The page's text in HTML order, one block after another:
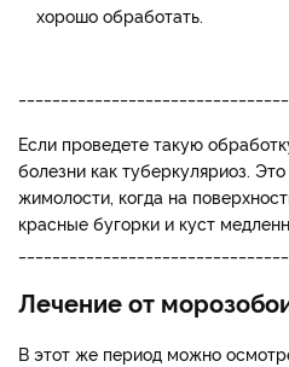
хорошо обработать.
Если проведете такую
болезни как туберкуляриоз.
жимолости, когда на
красные бугорки и куст
Лечение от
В этот же период можно